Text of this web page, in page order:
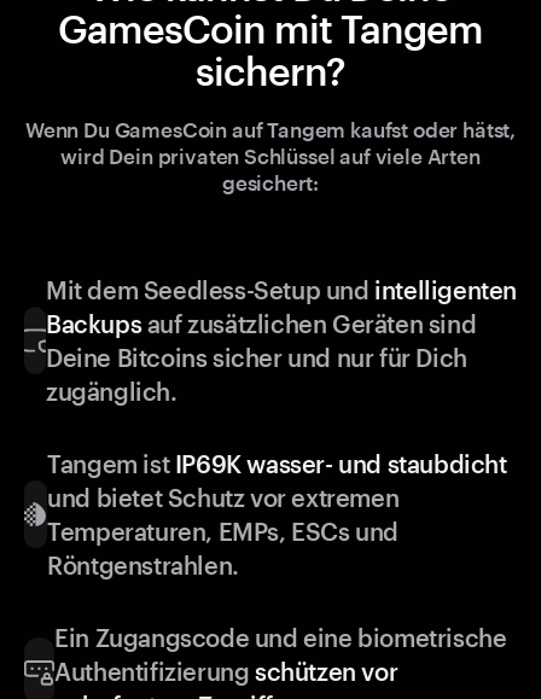
GamesCoin mit Tangem
sichern?
Wenn Du GamesCoin auf Tangem kaufst oder hätst,
wird Dein privaten Schlüssel auf viele Arten
gesichert:
Mit dem Seedless-Setup und intelligenten
Backupsauf zusätzlichen Geräten sind
Deine Bitcoins sicher und nur für Dich
zugänglich.
Tangem ist IP69K wasser- und staubdicht
und bietet Schutz vor extremen
Temperaturen, EMPs, ESCs und
Röntgenstrahlen.
Ein Zugangscode und eine biometrische
Authentifizierung schützen vor